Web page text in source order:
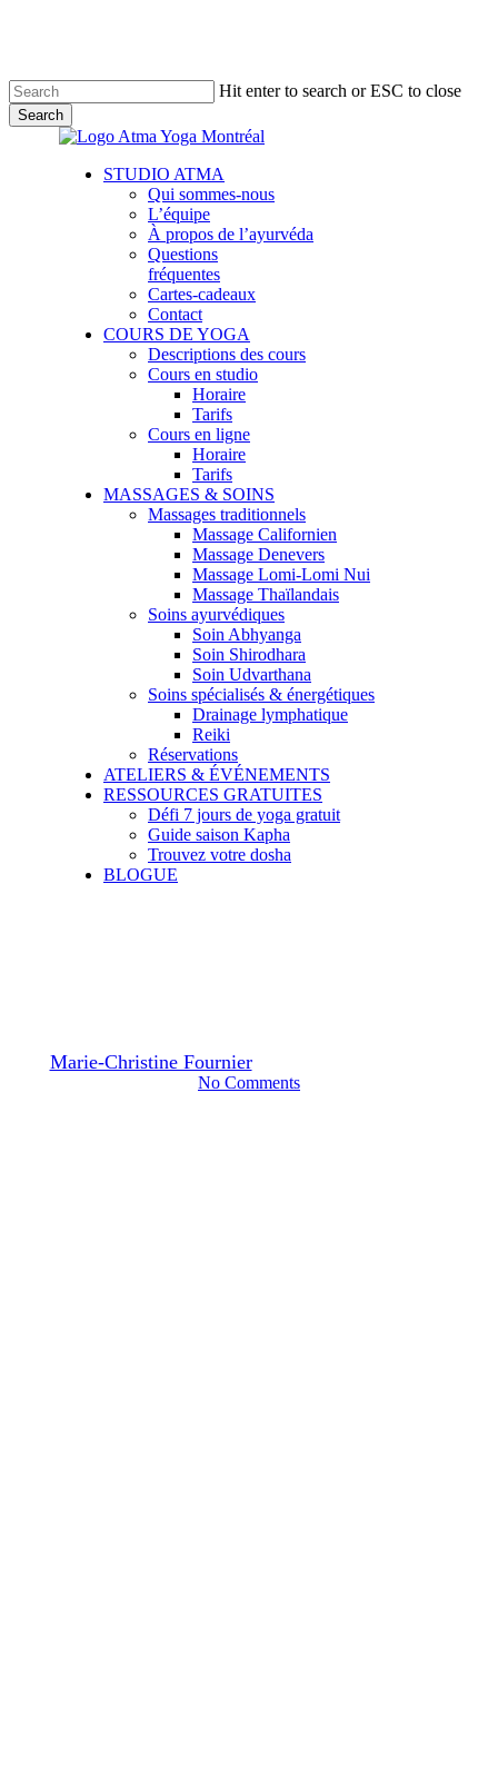
content
Hit enter to search or ESC to close
Search
Menu
STUDIO ATMA
Qui sommes-nous
L’équipe
À propos de l’ayurvéda
Questions
fréquentes
Cartes-cadeaux
Contact
COURS DE YOGA
Descriptions des cours
Cours en studio
Horaire
Tarifs
Cours en ligne
Horaire
Tarifs
MASSAGES & SOINS
Massages traditionnels
Massage Californien
Massage Denevers
Massage Lomi-Lomi Nui
Massage Thaïlandais
Soins ayurvédiques
Soin Abhyanga
Soin Shirodhara
Soin Udvarthana
Soins spécialisés & énergétiques
Drainage lymphatique
Reiki
Réservations
ATELIERS & ÉVÉNEMENTS
RESSOURCES GRATUITES
Défi 7 jours de yoga gratuit
Guide saison Kapha
Trouvez votre dosha
BLOGUE
Marie-Christine Fournier6 janvier 2020
No Comments